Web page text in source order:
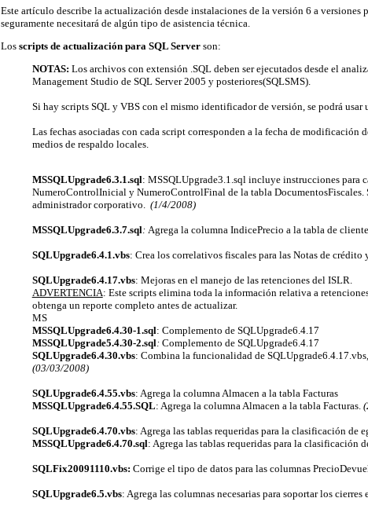
Este artículo describe la actualización desde instalaciones de la versión 6 a
seguramente necesitará de algún tipo de asistencia técnica.
Los scripts de actualización para SQL Serverson:
NOTAS: Los archivos con extensión .SQL deben ser ejecutados desde el
Management Studio de SQL Server 2005 y posteriores(SQLSMS).
Si hay scripts SQL y VBS con el mismo identificador de versión, se podrá usar
Las fechas asociadas con cada script corresponden a la fecha de
medios de respaldo locales.
MSSQLUpgrade6.3.1.sql: MSSQLUpgrade3.1.sql incluye instrucciones para
NumeroControlInicial y NumeroControlFinal de la tabla DocumentosFiscales.
administrador corporativo. (1/4/2008)
MSSQLUpgrade6.3.7.sql: Agrega la columna IndicePrecio a la tabla de
SQLUpgrade6.4.1.vbs: Crea los correlativos fiscales para las Notas de
SQLUpgrade6.4.17.vbs: Mejoras en el manejo de las retenciones del ISLR.
ADVERTENCIA: Este scripts elimina toda la información relativa a
obtenga un reporte completo antes de actualizar.
MS
MSSQLUpgrade6.4.30-1.sql: Complemento de SQLUpgrade6.4.17
MSSQLUpgrade5.4.30-2.sql:Complemento de SQLUpgrade6.4.17
SQLUpgrade6.4.30.vbs: Combina la funcionalidad de
(03/03/2008)
SQLUpgrade6.4.55.vbs: Agrega la columna Almacen a la tabla Facturas
MSSQLUpgrade6.4.55.SQL: Agrega la columna Almacen a la tabla Facturas.
SQLUpgrade6.4.70.vbs: Agrega las tablas requeridas para la clasificación de
MSSQLUpgrade6.4.70.sql: Agrega las tablas requeridas para la clasificación
SQLFix20091110.vbs: Corrige el tipo de datos para las columnas
SQLUpgrade6.5.vbs: Agrega las columnas necesarias para soportar los